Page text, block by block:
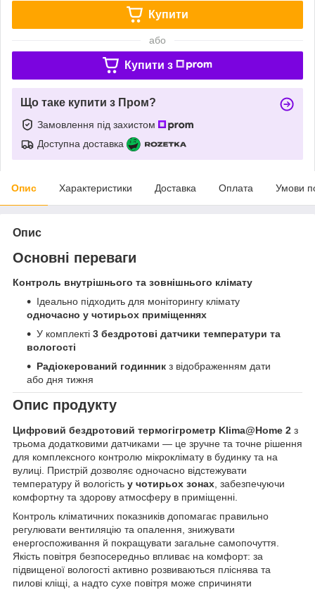
Купити
або
Купити з
Що таке купити з Пром?
Замовлення під захистом
Доступна доставка
Опис Характеристики Доставка Оплата Умови
Опис
Основні переваги
Контроль внутрішнього та зовнішнього клімату
Ідеально підходить для моніторингу клімату
одночасно у чотирьох приміщеннях
У комплекті 3 бездротові датчики температури та
вологості
Радіокерований годинник з відображенням дати
або дня тижня
Опис продукту
Цифровий бездротовий термогігрометр Klima@Home 2 з
трьома додатковими датчиками — це зручне та точне рішення
для комплексного контролю мікроклімату в будинку та на
вулиці. Пристрій дозволяє одночасно відстежувати
температуру й вологість у чотирьох зонах , забезпечуючи
комфортну та здорову атмосферу в приміщенні.
Контроль кліматичних показників допомагає правильно
регулювати вентиляцію та опалення, знижувати
енергоспоживання й покращувати загальне самопочуття.
Якість повітря безпосередньо впливає на комфорт: за
підвищеної вологості активно розвиваються пліснява та
пилові кліщі, а надто сухе повітря може спричиняти